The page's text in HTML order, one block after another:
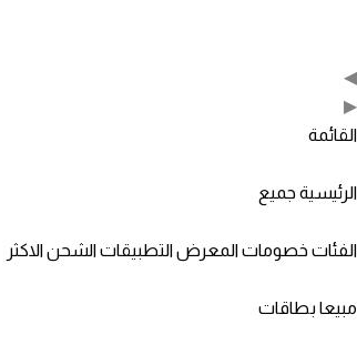
◀
▶
القائمة
الرئيسية جميع
الفئات خصوماتالمعرضالتطبيقاتالشحنالاكثر
مبيعا بطاقات